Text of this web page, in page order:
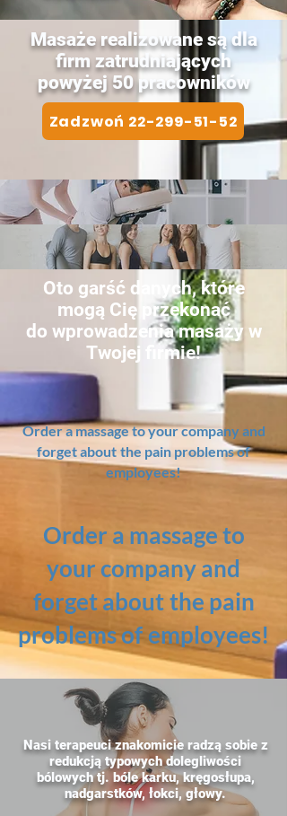
Masaże realizowane sądla
firm zatrudniających
powyżej 50 pracowników
Zadzwoń 22-299-51-52
Oto garść danych, które
mogą Cię przekonać
do wprowadzenia masaży w
Twojej firmie!
Order a massage to your company and
forget about the pain problems of
employees!
Order a massage to
your company and
forget about the pain
problems ofemployees!
Nasi terapeuci znakomicie radzą sobie z
redukcją typowych dolegliwości
bólowych tj. bóle karku, kręgosłupa,
nadgarstków, łokci, głowy.